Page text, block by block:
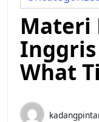
Materi
Inggris
What